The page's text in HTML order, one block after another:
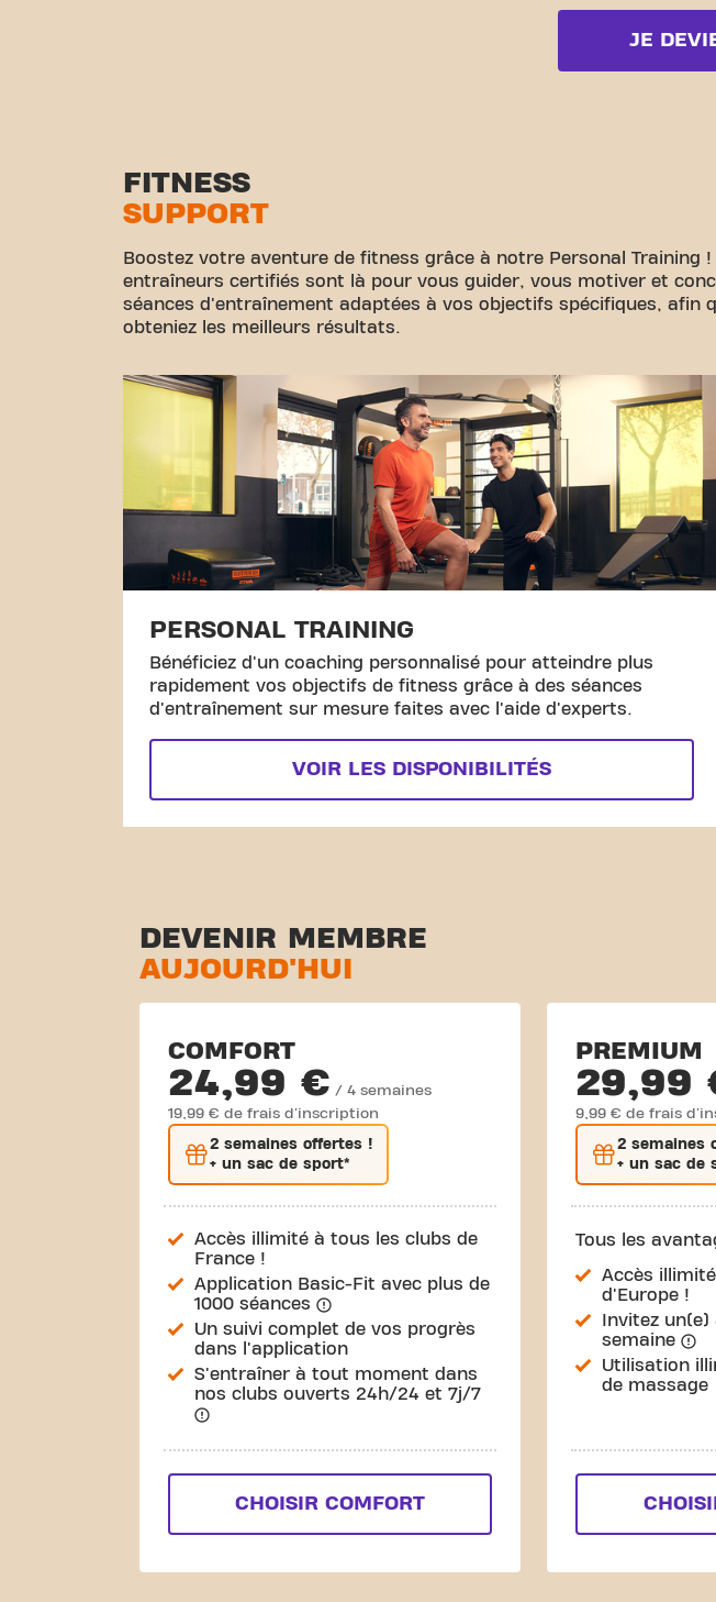
JE
FITNESS
SUPPORT
Boostez votre aventure de fitness grâce à notre Personal Training !
entraîneurs certifiés sont là pour vous guider, vous motiver et
séances d'entraînement adaptées à vos objectifs spécifiques, afin
obteniez les meilleurs résultats.
PERSONAL TRAINING
Bénéficiez d'un coaching personnalisé pour atteindre plus
rapidement vos objectifs de fitness grâce à des séances
d'entraînement sur mesure faites avec l'aide d'experts.
VOIR LES DISPONIBILITÉS
DEVENIR MEMBRE
AUJOURD'HUI
COMFORT
24,99 € / 4 semaines
19,99 € de frais d'inscription
2 semaines offertes !
+ un sac de sport*
Accès illimité à tous les clubs de
France !
Application Basic-Fit avec plus de
1000 séances
Un suivi complet de vos progrès
dans l'application
S'entraîner à tout moment dans
nos clubs ouverts 24h/24 et 7j/7
CHOISIR COMFORT
PREMIUM
29,99
9,99 € de frais
2 semaines
+ un sac de
Tous les
Accès
d'Europe !
Invitez
semaine
Utilisation
de massage